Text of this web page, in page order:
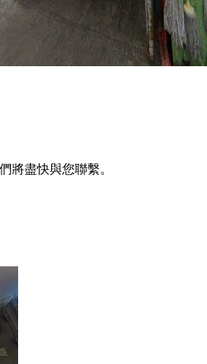
將盡快與您聯繫。